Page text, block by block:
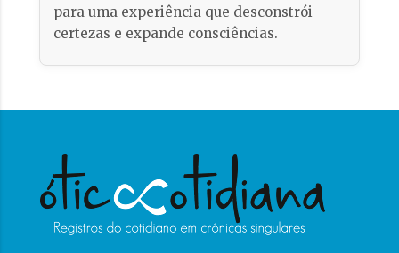
para uma experiência que desconstrói
certezas e expande consciências.